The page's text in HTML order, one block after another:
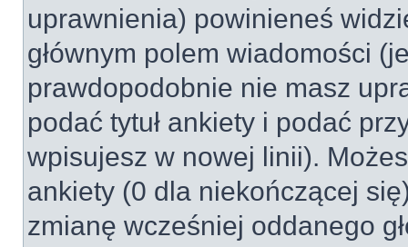
uprawnienia) powinieneś
głównym polem wiadomości
prawdopodobnie nie masz
podać tytuł ankiety i podać
wpisujesz w nowej linii).
ankiety (0 dla niekończącej
zmianę wcześniej oddanego